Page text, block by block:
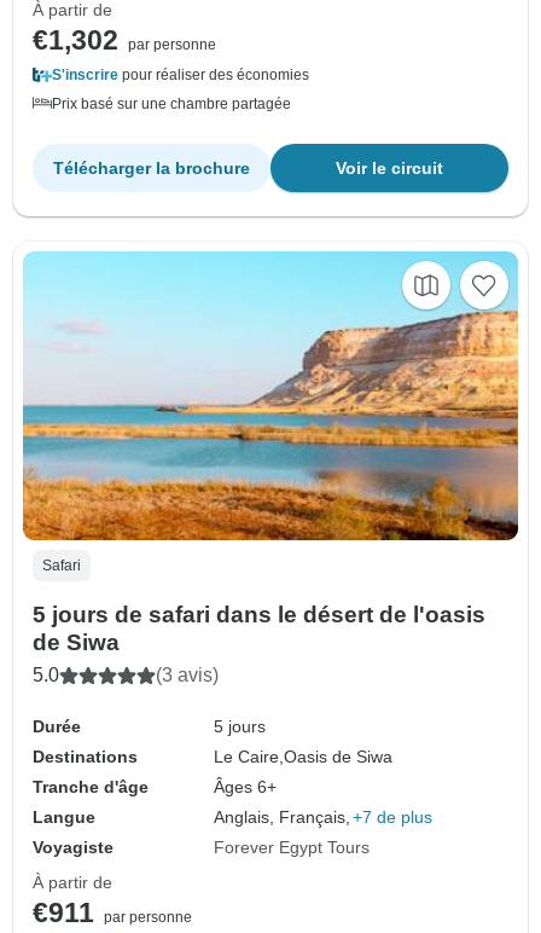
À partir de
€1,302
par personne
S'inscrire pour réaliser des économies
Prix basé sur une chambre partagée
Voir le circuit
Télécharger la brochure
Safari
5 jours de safari dans le désert de l'oasis
de Siwa
5.0 (3 avis)
Durée
5 jours
Destinations
Le Caire,Oasis de Siwa
Tranche d'âge
Âges 6+
Langue
Anglais, Français, +7 de plus
Voyagiste
Forever Egypt Tours
À partir de
€911 par personne